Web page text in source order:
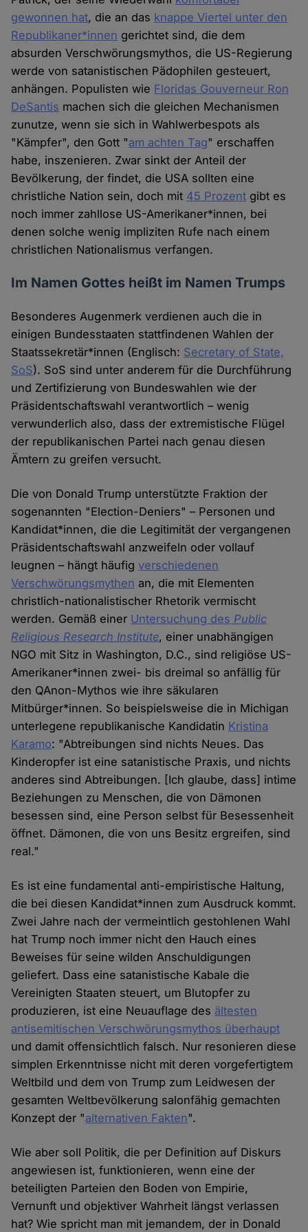
gewonnen hat, die an das knappe Viertel unter den
Republikaner*innen gerichtet sind, die dem
absurden Verschwörungsmythos, die US-Regierung
werde von satanistischen Pädophilen gesteuert,
anhängen. Populisten wie Floridas Gouverneur Ron
DeSantis machen sich die gleichen Mechanismen
zunutze, wenn sie sich in Wahlwerbespots als
"Kämpfer", den Gott "am achten Tag" erschaffen
habe, inszenieren. Zwar sinkt der Anteil der
Bevölkerung, der findet, die USA sollten eine
christliche Nation sein, doch mit 45 Prozent gibt es
noch immer zahllose US-Amerikaner*innen, bei
denen solche wenig impliziten Rufe nach einem
christlichen Nationalismus verfangen.
Im Namen Gottes heißt im Namen Trumps
Besonderes Augenmerk verdienen auch die in
einigen Bundesstaaten stattfindenen Wahlen der
Staatssekretär*innen (Englisch: Secretary of State,
SoS). SoS sind unter anderem für die Durchführung
und Zertifizierung von Bundeswahlen wie der
Präsidentschaftswahl verantwortlich – wenig
verwunderlich also, dass der extremistische Flügel
der republikanischen Partei nach genau diesen
Ämtern zu greifen versucht.
Die von Donald Trump unterstützte Fraktion der
sogenannten "Election-Deniers" – Personen und
Kandidat*innen, die die Legitimität der vergangenen
Präsidentschaftswahl anzweifeln oder vollauf
leugnen – hängt häufigverschiedenen
Verschwörungsmythen an, die mit Elementen
christlich-nationalistischer Rhetorik vermischt
werden. Gemäß einer Untersuchung des Public
Religious Research Institute, einer unabhängigen
NGO mit Sitz in Washington, D.C., sind religiöse US-
Amerikaner*innen zwei- bis dreimal so anfällig für
den QAnon-Mythos wie ihre säkularen
Mitbürger*innen. So beispielsweise die in Michigan
unterlegene republikanische Kandidatin Kristina
Karamo: "Abtreibungen sind nichts Neues. Das
Kinderopfer ist eine satanistische Praxis, und nichts
anderes sind Abtreibungen. [Ich glaube, dass] intime
Beziehungen zu Menschen, die von Dämonen
besessen sind, eine Person selbst für Besessenheit
öffnet. Dämonen, die von uns Besitz ergreifen, sind
real."
Es ist eine fundamental anti-empiristische Haltung,
die bei diesen Kandidat*innen zum Ausdruck kommt.
Zwei Jahre nach der vermeintlich gestohlenen Wahl
hat Trump noch immer nicht den Hauch eines
Beweises für seine wilden Anschuldigungen
geliefert. Dass eine satanistische Kabale die
Vereinigten Staaten steuert, um Blutopfer zu
produzieren, ist eine Neuauflage des ältesten
antisemitischen Verschwörungsmythos überhaupt
und damit offensichtlich falsch. Nur resonieren diese
simplen Erkenntnisse nicht mit deren vorgefertigtem
Weltbild und dem von Trump zum Leidwesen der
gesamten Weltbevölkerung salonfähig gemachten
Konzept der "alternativen Fakten".
Wie aber soll Politik, die per Definition auf Diskurs
angewiesen ist, funktionieren, wenn eine der
beteiligten Parteien den Boden von Empirie,
Vernunft und objektiver Wahrheit längst verlassen
hat? Wie spricht man mit jemandem, der in Donald